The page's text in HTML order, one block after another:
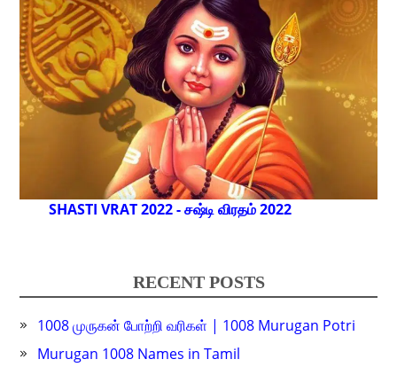
SHASTI VRAT 2022 - சஷ்டி விரதம் 2022
RECENT POSTS
1008 முருகன் போற்றி வரிகள் | 1008 Murugan Potri
Murugan 1008 Names in Tamil